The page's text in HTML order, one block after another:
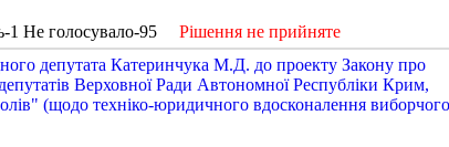
1 Не голосувало-95
Рішення не прийняте
депутата Катеринчука М.Д. до проекту Закону про
Верховної Ради Автономної Республіки Крим,
(щодо техніко-юридичного вдосконалення виборчого